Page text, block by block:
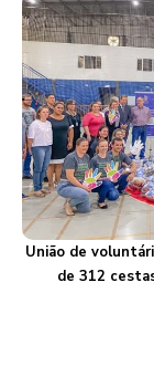
União de
de 312